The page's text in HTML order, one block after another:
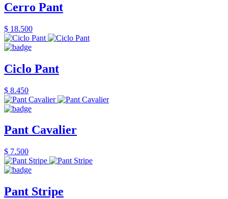
Cerro Pant
$ 18.500
Ciclo Pant
$ 8.450
Pant Cavalier
$ 7.500
Pant Stripe